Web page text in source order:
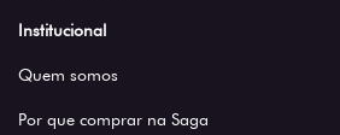
Institucional
Quem somos
Por que comprar na Saga